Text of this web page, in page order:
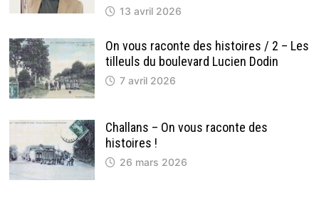
13 avril 2026
On vous raconte des histoires / 2 – Les
tilleuls du boulevard Lucien Dodin
7 avril 2026
Challans – On vous raconte des
histoires !
26 mars 2026